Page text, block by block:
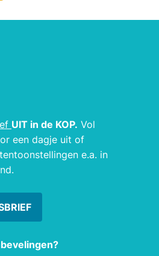
UIT in de KOP. Vol
een dagje uit of
e.a. in